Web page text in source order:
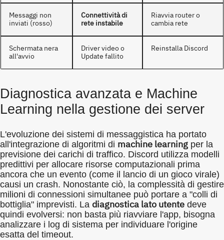
Messaggi non
inviati (rosso)
Connettività di
rete instabile
Riavvia router o
cambia rete
Schermata nera
all'avvio
Driver video o
Update fallito
Reinstalla Discord
Diagnostica avanzata e Machine
Learning nella gestione dei server
L'evoluzione dei sistemi di messaggistica ha portato
all'integrazione di algoritmi di machine learning per la
previsione dei carichi di traffico. Discord utilizza modelli
predittivi per allocare risorse computazionali prima
ancora che un evento (come il lancio di un gioco virale)
causi un crash. Nonostante ciò, la complessità di gestire
milioni di connessioni simultanee può portare a "colli di
bottiglia" imprevisti. La diagnostica lato utente deve
quindi evolversi: non basta più riavviare l'app, bisogna
analizzare i log di sistema per individuare l'origine
esatta del timeout.